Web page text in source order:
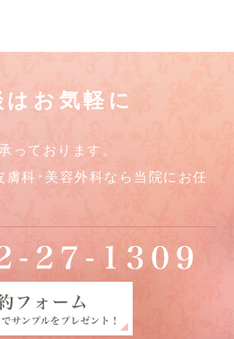
はお気軽に
っております。
膚科･美容外科なら当院にお任